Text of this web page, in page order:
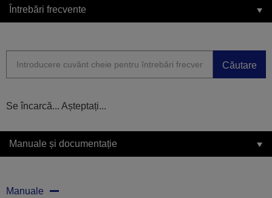
Întrebări frecvente
Căutare
Se încarcă... Așteptați...
Manuale și documentație
Manuale